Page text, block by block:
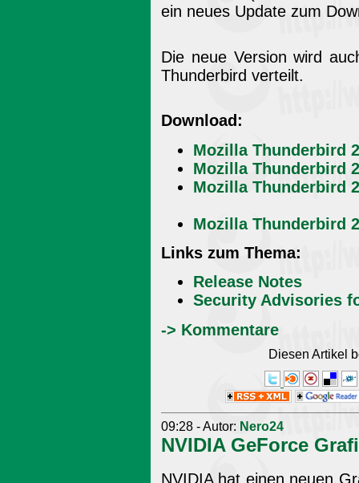
ein neues Update zum
Die neue Version wird
Thunderbird verteilt.
Download:
Mozilla Thunderbird
Mozilla Thunderbird
Mozilla Thunderbird
Mozilla Thunderbird
Links zum Thema:
Release Notes
Security Advisories
-> Kommentare
Diesen Artikel
09:28 - Autor: Nero24
NVIDIA GeForce
NVIDIA hat einen neuen